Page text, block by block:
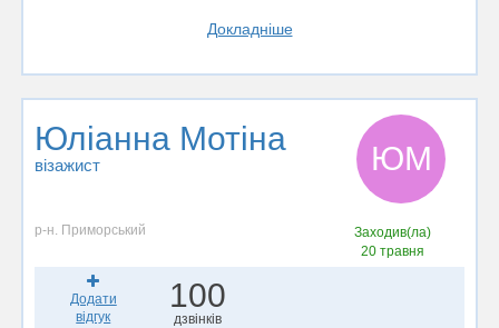
Докладніше
Юліанна Мотіна
візажист ЮМ
р-н. Приморський
Заходив(ла)
20 травня
Додати
відгук
100
дзвінків